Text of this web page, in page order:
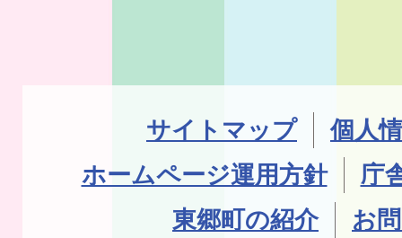
サイトマップ
個人
ホームページ運用方針
庁
東郷町の紹介
お